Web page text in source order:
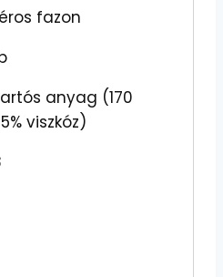
fazon
anyag (170
viszkóz)